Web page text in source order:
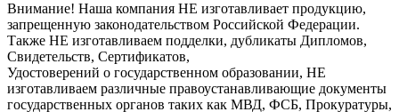
Внимание! Наша компания НЕ изготавливает продукцию,
запрещенную законодательством Российской Федерации.
Также НЕ изготавливаем подделки, дубликаты Дипломов,
Свидетельств, Сертификатов,
Удостоверений о государственном образовании, НЕ
изготавливаем различные правоустанавливающие документы
государственных органов таких как МВД, ФСБ, Прокуратуры,